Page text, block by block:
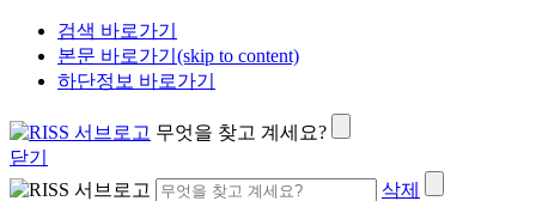
검색 바로가기
본문 바로가기(skip to content)
하단정보 바로가기
무엇을 찾고 계세요?
닫기
삭제